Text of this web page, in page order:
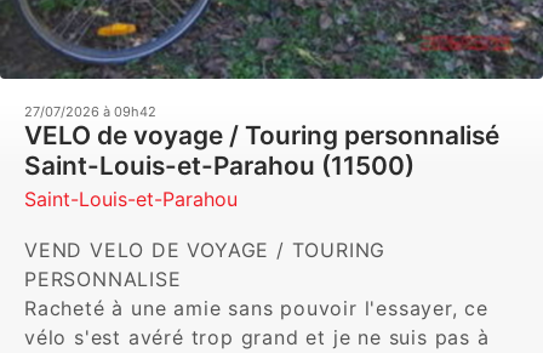
27/07/2026 à 09h42
VELO de voyage / Touring personnalisé
Saint-Louis-et-Parahou (11500)
Saint-Louis-et-Parahou
VEND VELO DE VOYAGE / TOURING
PERSONNALISE
Racheté à une amie sans pouvoir l'essayer, ce
vélo s'est avéré trop grand et je ne suis pas à